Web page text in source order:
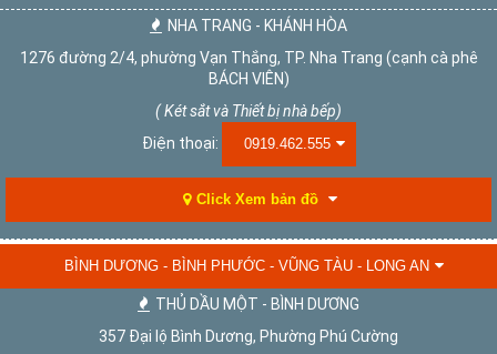
NHA TRANG - KHÁNH HÒA
1276 đường 2/4, phường Vạn Thắng, TP. Nha Trang (cạnh cà phê
BÁCH VIÊN)
( Két sắt và Thiết bị nhà bếp)
Điện thoại:
0919.462.555
Click Xem bản đồ
BÌNH DƯƠNG - BÌNH PHƯỚC - VŨNG TÀU - LONG AN
THỦ DẦU MỘT - BÌNH DƯƠNG
357 Đại lộ Bình Dương, Phường Phú Cường